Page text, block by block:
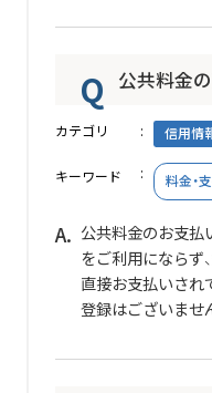
公共料金
カテゴリ 信用情
キーワード 料金・
公共料金のお支払
をご利用にならず
直接お支払いされ
登録はございませ